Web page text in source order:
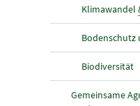
Klimawandel
Bodenschutz
Biodiversität
Gemeinsame